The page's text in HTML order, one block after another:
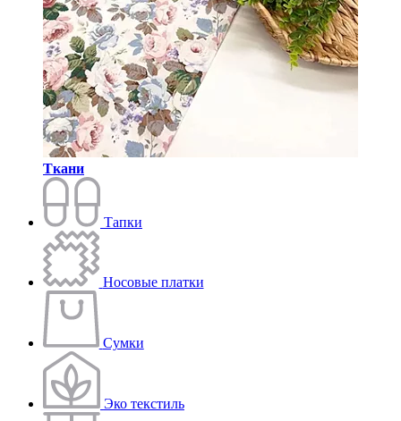
Ткани
Тапки
Носовые платки
Сумки
Эко текстиль